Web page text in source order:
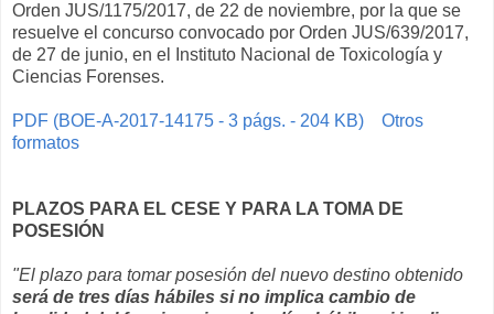
Orden JUS/1175/2017, de 22 de noviembre, por la que se
resuelve el concurso convocado por Orden JUS/639/2017,
de 27 de junio, en el Instituto Nacional de Toxicología y
Ciencias Forenses.
PDF (BOE-A-2017-14175 - 3 págs. - 204 KB)
Otros
formatos
PLAZOS PARA EL CESE Y PARA LA TOMA DE
POSESIÓN
"El plazo para tomar posesión del nuevo destino obtenido
será de tres días hábiles si no implica cambio de